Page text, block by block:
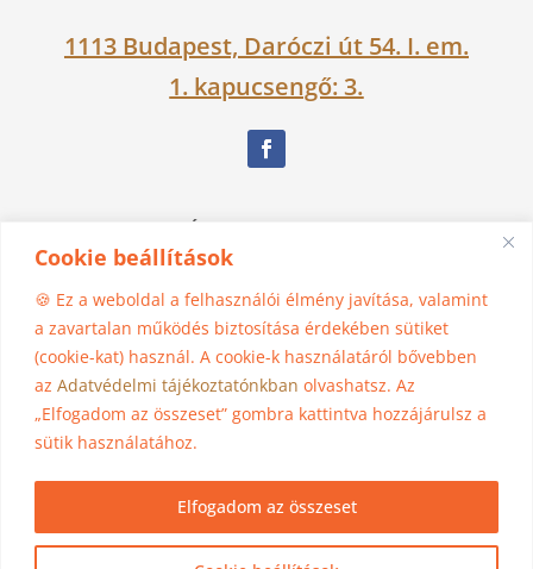
Cookie beállítások
🍪 Ez a weboldal a felhasználói élmény javítása, valamint
a zavartalan működés biztosítása érdekében sütiket
(cookie-kat) használ. A cookie-k használatáról bővebben
az Adatvédelmi tájékoztatónkban olvashatsz. Az
„Elfogadom az összeset” gombra kattintva hozzájárulsz a
sütik használatához.
Elfogadom az összeset
1113 Budapest, Daróczi út 54. I. em.
1. kapucsengő: 3.
06 30 525 1383
madhura@jogasziget.hu
Adatkezelési tájékoztató